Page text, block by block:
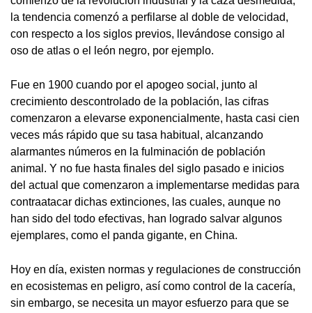
la tendencia comenzó a perfilarse al doble de velocidad,
con respecto a los siglos previos, llevándose consigo al
oso de atlas o el león negro, por ejemplo.
Fue en 1900 cuando por el apogeo social, junto al
crecimiento descontrolado de la población, las cifras
comenzaron a elevarse exponencialmente, hasta casi cien
veces más rápido que su tasa habitual, alcanzando
alarmantes números en la fulminación de población
animal. Y no fue hasta finales del siglo pasado e inicios
del actual que comenzaron a implementarse medidas para
contraatacar dichas extinciones, las cuales, aunque no
han sido del todo efectivas, han logrado salvar algunos
ejemplares, como el panda gigante, en China.
Hoy en día, existen normas y regulaciones de construcción
en ecosistemas en peligro, así como control de la cacería,
sin embargo, se necesita un mayor esfuerzo para que se